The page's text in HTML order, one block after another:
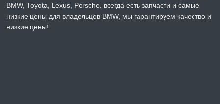
BMW, Toyota, Lexus, Porsche. всегда есть запчасти и самые
низкие цены для владельцев BMW, мы гарантируем качество и
низкие цены!